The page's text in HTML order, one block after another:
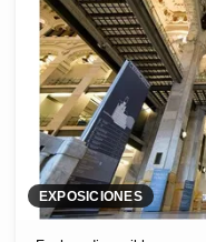
EXPOSICIONES